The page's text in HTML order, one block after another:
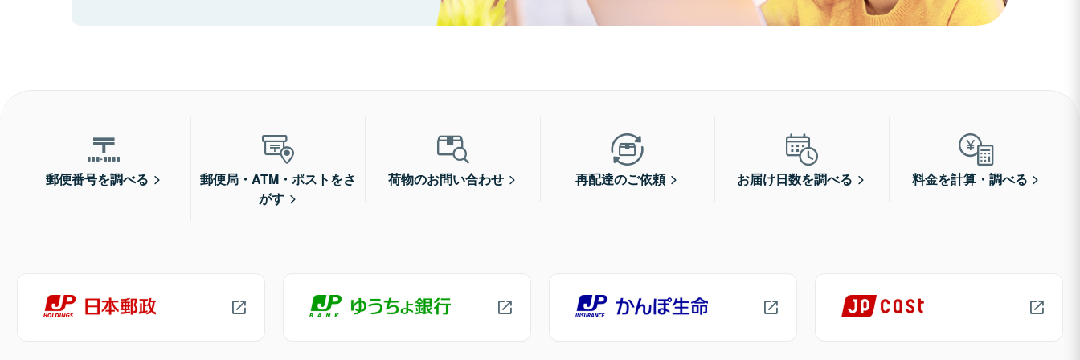
郵便番号を調べる
郵便局・ATM・ポストをさ
がす
荷物のお問い合わせ 再配達のご依頼 お届け日数を調べる 料金を計算・調べる